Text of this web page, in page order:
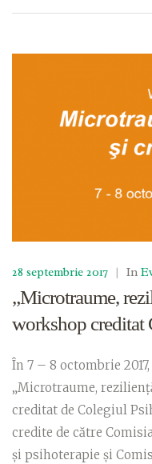
28 septembrie 2017 | In
„Microtraume,
workshop creditat
În 7 – 8 octombrie
„Microtraume,
creditat de Colegiul
credite de către
şi psihoterapie şi